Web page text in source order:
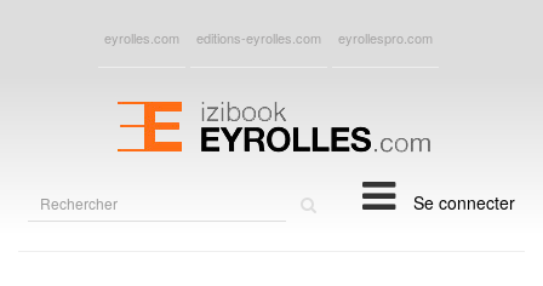
eyrolles.com editions-eyrolles.com eyrollespro.com
Se connecter